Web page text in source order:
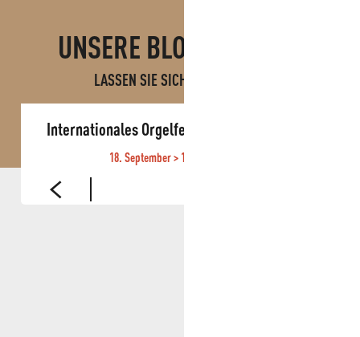
UNSERE BLOGBEITRÄGE
LASSEN SIE SICH INSPIRIEREN!
Internationales Orgelfestival von Roquevaire
18. September > 11. Oktober 2026